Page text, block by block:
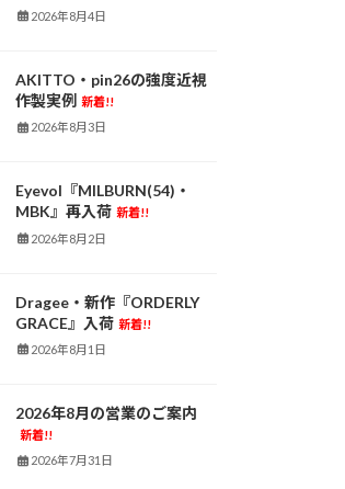
2026年8月4日
AKITTO・pin26の強度近視
作製実例 新着!!
2026年8月3日
Eyevol『MILBURN(54)・
MBK』再入荷 新着!!
2026年8月2日
Dragee・新作『ORDERLY
GRACE』入荷 新着!!
2026年8月1日
2026年8月の営業のご案内
新着!!
2026年7月31日